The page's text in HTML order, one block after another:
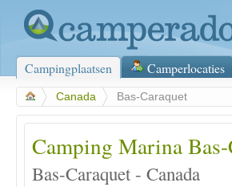
Campingplaatsen Camperlocaties
Canada Bas-Caraquet
Camping Marina
Bas-Caraquet - Canada